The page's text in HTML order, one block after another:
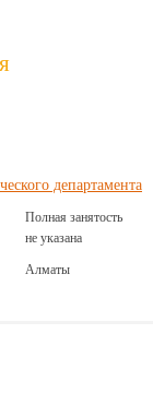
департамента
Полная занятость
не указана
Алматы